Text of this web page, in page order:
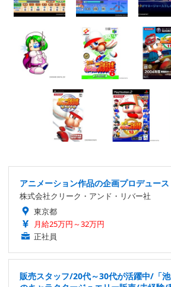
アニメーション作品の企画プロデュー
株式会社クリーク・アンド・リバー社
東京都
月給25万円～32万円
正社員
販売スタッフ/20代～30代が活躍中/「